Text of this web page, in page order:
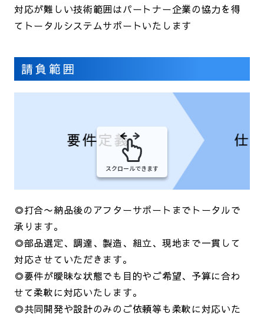
対応が難しい技術範囲はパートナー企業の協力を得
てトータルシステムサポートいたします
請負範囲
スクロールできます
◎打合〜納品後のアフターサポートまでトータルで
承ります。
◎部品選定、調達、製造、組立、現地まで一貫して
対応させていただきます。
◎要件が曖昧な状態でも目的やご希望、予算に合わ
せて柔軟に対応いたします。
◎共同開発や設計のみのご依頼等も柔軟に対応いた